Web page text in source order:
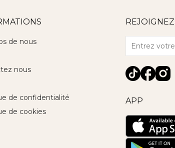
de nous
nous
de confidentialité
de cookies
APP